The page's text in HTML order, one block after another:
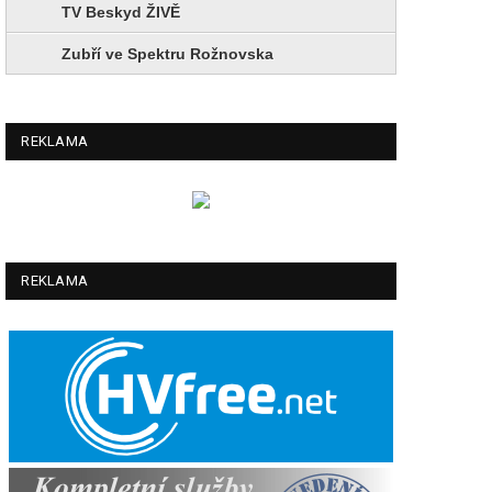
TV Beskyd ŽIVĚ
Zubří ve Spektru Rožnovska
REKLAMA
REKLAMA